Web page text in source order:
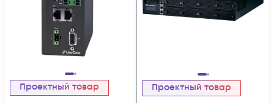
Проектный товар Проектный товар